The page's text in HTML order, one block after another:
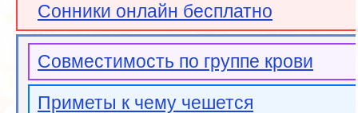
Сонники онлайн бесплатно
Совместимость по группе крови
Приметы к чему чешется